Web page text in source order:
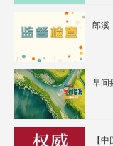
郎溪
早间
【